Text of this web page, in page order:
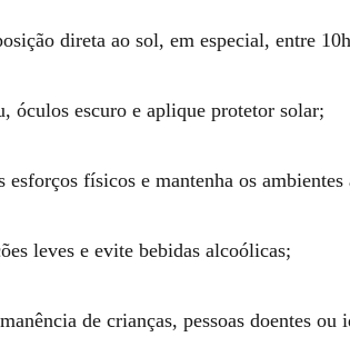
direta ao sol, em especial, entre
óculos escuro e aplique protetor solar;
esforços físicos e mantenha os ambientes
leves e evite bebidas alcoólicas;
de crianças, pessoas doentes ou